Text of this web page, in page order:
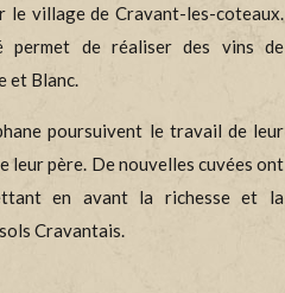
le village de Cravant-les-coteaux.
permet de réaliser des vins de
et Blanc.
poursuivent le travail de leur
leur père. De nouvelles cuvées ont
en avant la richesse et la
Cravantais.